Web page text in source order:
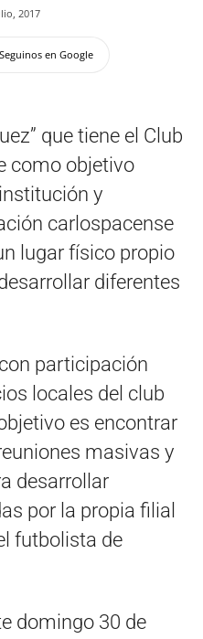
2017
en Google
que tiene el Club
como objetivo
y
carlospacense
lugar físico propio
diferentes
participación
locales del club
es encontrar
masivas y
desarrollar
por la propia filial
futbolista de
domingo 30 de